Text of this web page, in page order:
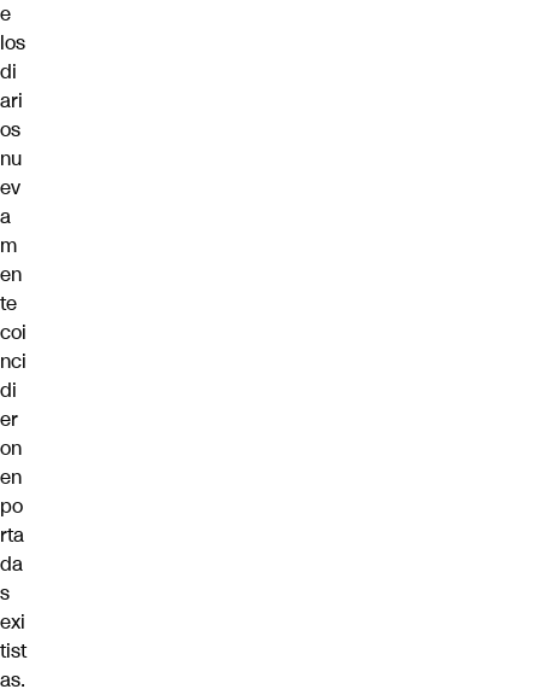
e
los
di
ari
os
nu
ev
a
m
en
te
coi
nci
di
er
on
en
po
rta
da
s
exi
tist
as.